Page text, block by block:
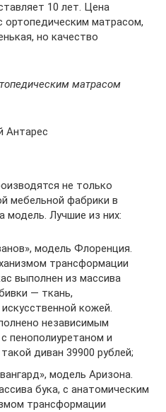
10 лет. Цена
ортопедическим матрасом,
но качество
матрасом
Антарес
не только
мебельной фабрики в
модель. Лучшие из них:
модель Флоренция.
трансформации
выполнен из массива
— ткань,
кожей.
независимым
пенополиуретаном и
диван 39900 рублей;
модель Аризона.
бука, с анатомическим
трансформации